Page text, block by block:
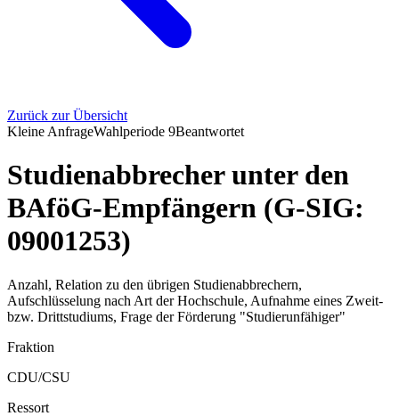
Zurück zur Übersicht
Kleine AnfrageWahlperiode 9Beantwortet
Studienabbrecher unter den
BAföG-Empfängern (G-SIG:
09001253)
Anzahl, Relation zu den übrigen Studienabbrechern,
Aufschlüsselung nach Art der Hochschule, Aufnahme eines Zweit-
bzw. Drittstudiums, Frage der Förderung "Studierunfähiger"
Fraktion
CDU/CSU
Ressort